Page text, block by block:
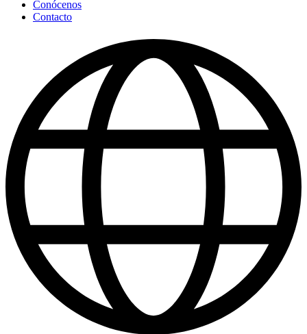
Conócenos
Contacto